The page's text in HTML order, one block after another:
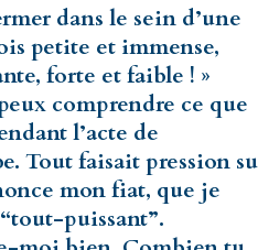
dans le sein d’une
petite et immense,
forte et faible ! »
comprendre ce que
l’acte de
Tout faisait pression
mon fiat, que je
puissant”.